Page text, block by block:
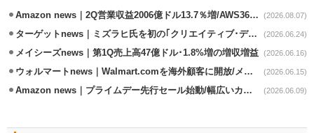
Amazon news｜2Q営業収益2006億ドル13.7％増/AWS36.8％％増が貢献 (2026.08.07)
ターゲットnews｜ミズラヒ氏を初の｢クリエイティブ･ディレクター｣に起用 (2026.06.24)
メイシーズnews｜第1Q売上高47億ドル･1.8%増の増収増益 (2026.06.16)
ウォルマートnews｜Walmart.comを海外顧客に開放/メキシコへ配送開始 (2026.06.15)
Amazon news｜プライムデー先行セール始動/幅広いカテゴリーで割引き (2026.06.09)